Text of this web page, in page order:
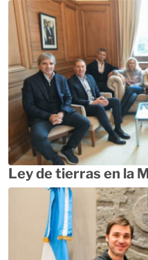
Ley de tierras en la